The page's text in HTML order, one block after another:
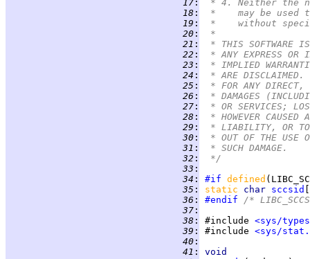
  17
:
* 4. Neither the
  18
:
*    may be used
  19
:
*    without
  20
:
*
  21
:
* THIS SOFTWARE
  22
:
* ANY EXPRESS OR
  23
:
* IMPLIED
  24
:
* ARE DISCLAIMED.
  25
:
* FOR ANY DIRECT,
  26
:
* DAMAGES
  27
:
* OR SERVICES;
  28
:
* HOWEVER
  29
:
* LIABILITY, OR
  30
:
* OUT OF THE USE
  31
:
* SUCH DAMAGE.
  32
:
*/
  33
:
  34
: #if defined
  35
: static char sccsid
  36
: #endif /*
  37
:
  38
: #include <sys/
  39
: #include <sys/
  40
:
  41
:
void